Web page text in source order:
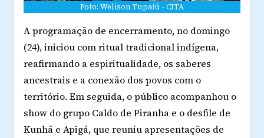
Foto: Welison Tupaiú - CITA
A programação de encerramento, no domingo
(24), iniciou com ritual tradicional indígena,
reafirmando a espiritualidade, os saberes
ancestrais e a conexão dos povos com o
território. Em seguida, o público acompanhou o
show do grupo Caldo de Piranha e o desfile de
Kunhã e Apigá, que reuniu apresentações de